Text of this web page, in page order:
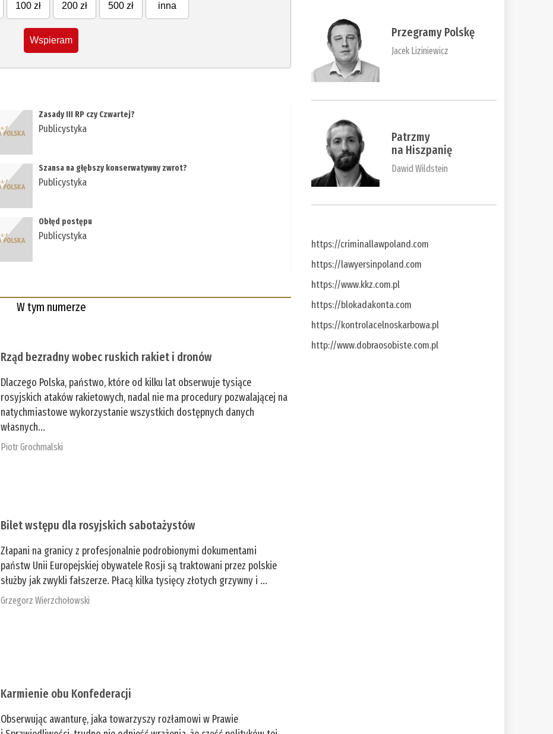
100 zł 200 zł 500 zł inna
Wspieram
Zasady III RP czy Czwartej?
Publicystyka
Szansa na głębszy konserwatywny zwrot?
Publicystyka
Obłęd postępu
Publicystyka
W tym numerze
Rząd bezradny wobec ruskich rakiet i dronów
Dlaczego Polska, państwo, które od kilku lat obserwuje tysiące
rosyjskich ataków rakietowych, nadal nie ma procedury pozwalającej na
natychmiastowe wykorzystanie wszystkich dostępnych danych
własnych...
Piotr Grochmalski
Bilet wstępu dla rosyjskich sabotażystów
Złapani na granicy z profesjonalnie podrobionymi dokumentami
państw Unii Europejskiej obywatele Rosji są traktowani przez polskie
służby jak zwykli fałszerze. Płacą kilka tysięcy złotych grzywny i ...
Grzegorz Wierzchołowski
Karmienie obu Konfederacji
Obserwując awanturę, jaka towarzyszy rozłamowi w Prawie
Przegramy Polskę
Jacek Liziniewicz
Patrzmy
na Hiszpanię
Dawid Wildstein
https://criminallawpoland.com
https://lawyersinpoland.com
https://www.kkz.com.pl
https://blokadakonta.com
https://kontrolacelnoskarbowa.pl
http://www.dobraosobiste.com.pl